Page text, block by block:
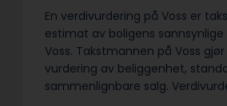
En verdivurdering på Voss er
estimat av boligens
Voss. Takstmannen på Voss
vurdering av beliggenhet,
sammenlignbare salg.